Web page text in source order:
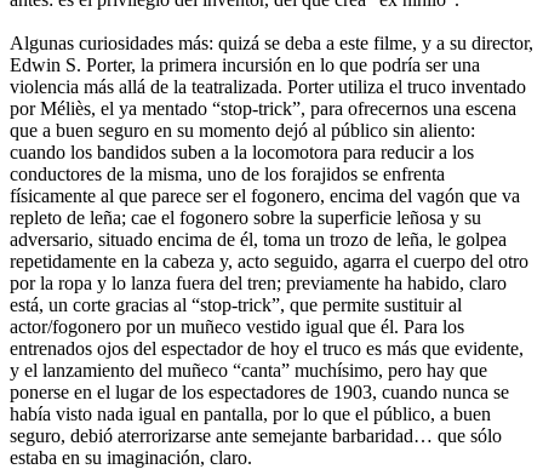
Algunas curiosidades más: quizá se deba a este filme, y a su director,
Edwin S. Porter, la primera incursión en lo que podría ser una
violencia más allá de la teatralizada. Porter utiliza el truco inventado
por Méliès, el ya mentado “stop-trick”, para ofrecernos una escena
que a buen seguro en su momento dejó al público sin aliento:
cuando los bandidos suben a la locomotora para reducir a los
conductores de la misma, uno de los forajidos se enfrenta
físicamente al que parece ser el fogonero, encima del vagón que va
repleto de leña; cae el fogonero sobre la superficie leñosa y su
adversario, situado encima de él, toma un trozo de leña, le golpea
repetidamente en la cabeza y, acto seguido, agarra el cuerpo del otro
por la ropa y lo lanza fuera del tren; previamente ha habido, claro
está, un corte gracias al “stop-trick”, que permite sustituir al
actor/fogonero por un muñeco vestido igual que él. Para los
entrenados ojos del espectador de hoy el truco es más que evidente,
y el lanzamiento del muñeco “canta” muchísimo, pero hay que
ponerse en el lugar de los espectadores de 1903, cuando nunca se
había visto nada igual en pantalla, por lo que el público, a buen
seguro, debió aterrorizarse ante semejante barbaridad… que sólo
estaba en su imaginación, claro.